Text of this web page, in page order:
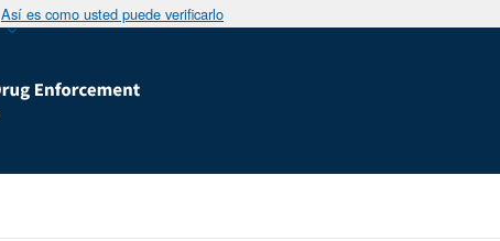
Así es como usted puede verificarlo